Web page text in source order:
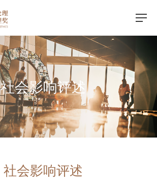
社会影响评述
社会影响评述